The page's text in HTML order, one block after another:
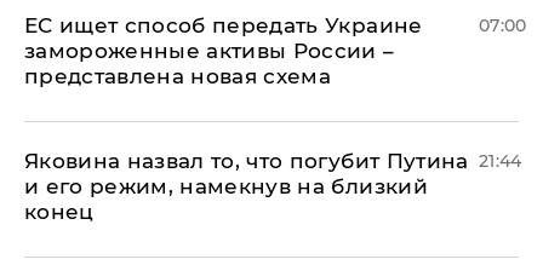
ЕС ищет способ передать Украине
замороженные активы России –
представлена новая схема
07:00
Яковина назвал то, что погубит Путина
и его режим, намекнув на близкий
конец
21:44